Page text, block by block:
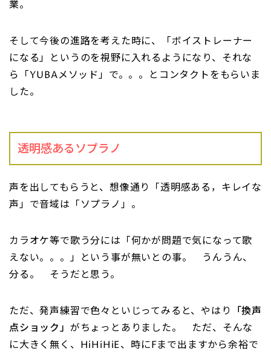
業。
そして今後の進路を考えた時に、「ボイストレーナー
になる」というのを視野に入れるようになり、それな
ら「YUBAメソッド」で。。。とコンタクトをもらいま
した。
透明感あるソプラノ
声を出してもらうと、想像通り「透明感ある，キレイな
声」で音域は「ソプラノ」。
カラオケ等で歌う分には「何かが問題で気になって歌
えない。。。」という事が無いとの事。 うんうん、
分る。 そうだと思う。
ただ、発声練習で色々といじってみると、やはり
「換声
点ショック」 がちょっとありました。 ただ、そんな
に大きく無く、HiHiHiE、時にFまで出ますから余裕で